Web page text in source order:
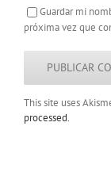
Guardar mi
próxima vez que
This site uses
processed.